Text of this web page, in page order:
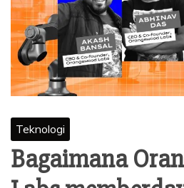
Teknologi
Bagaimana